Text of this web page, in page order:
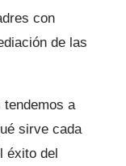
con
de las
a
sirve cada
éxito del